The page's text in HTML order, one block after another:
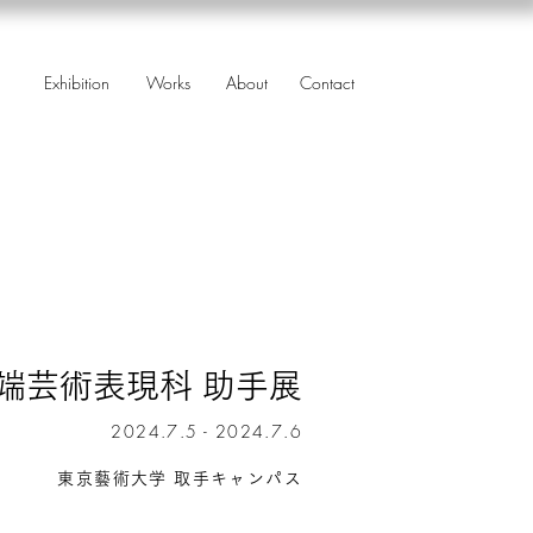
Exhibition Works About Contact
芸術表現科 助手展
2024.7.5 - 2024.7.6
東京藝術大学 取手キャンパス